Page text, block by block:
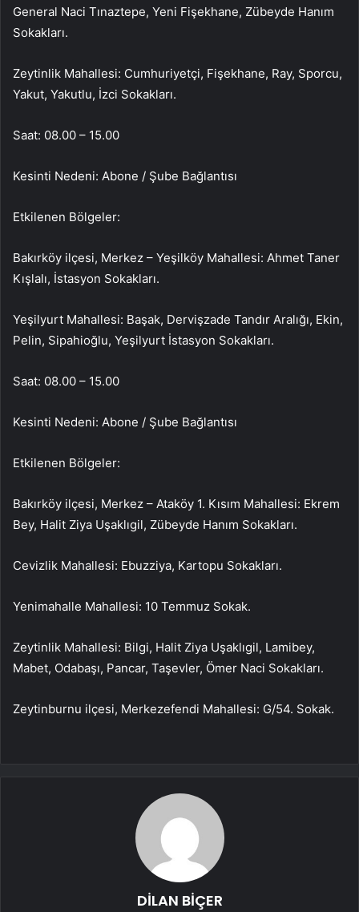
General Naci Tınaztepe, Yeni Fişekhane, Zübeyde Hanım
Sokakları.
Zeytinlik Mahallesi: Cumhuriyetçi, Fişekhane, Ray, Sporcu,
Yakut, Yakutlu, İzci Sokakları.
Saat: 08.00 – 15.00
Kesinti Nedeni: Abone / Şube Bağlantısı
Etkilenen Bölgeler:
Bakırköy ilçesi, Merkez – Yeşilköy Mahallesi: Ahmet Taner
Kışlalı, İstasyon Sokakları.
Yeşilyurt Mahallesi: Başak, Dervişzade Tandır Aralığı, Ekin,
Pelin, Sipahioğlu, Yeşilyurt İstasyon Sokakları.
Saat: 08.00 – 15.00
Kesinti Nedeni: Abone / Şube Bağlantısı
Etkilenen Bölgeler:
Bakırköy ilçesi, Merkez – Ataköy 1. Kısım Mahallesi: Ekrem
Bey, Halit Ziya Uşaklıgil, Zübeyde Hanım Sokakları.
Cevizlik Mahallesi: Ebuzziya, Kartopu Sokakları.
Yenimahalle Mahallesi: 10 Temmuz Sokak.
Zeytinlik Mahallesi: Bilgi, Halit Ziya Uşaklıgil, Lamibey,
Mabet, Odabaşı, Pancar, Taşevler, Ömer Naci Sokakları.
Zeytinburnu ilçesi, Merkezefendi Mahallesi: G/54. Sokak.
DİLAN BİÇER